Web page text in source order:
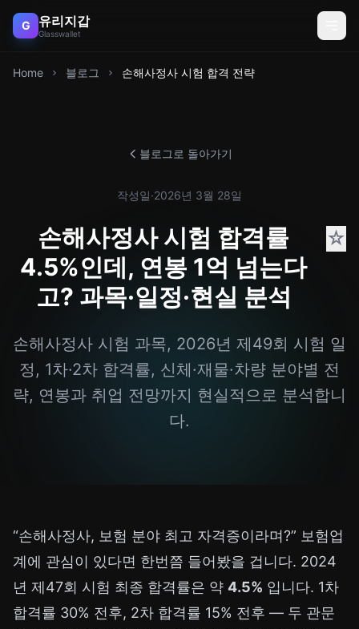
G 유리지갑
Glasswallet
Home 블로그 손해사정사 시험 합격 전략
블로그로 돌아가기
작성일·2026년 3월 28일
손해사정사 시험 합격률
4.5%인데, 연봉 1억 넘는다
고? 과목·일정·현실 분석
☆
손해사정사 시험 과목, 2026년 제49회 시험 일
정, 1차·2차 합격률, 신체·재물·차량 분야별 전
략, 연봉과 취업 전망까지 현실적으로 분석합니
다.
“손해사정사, 보험 분야 최고 자격증이라며?” 보험업
계에 관심이 있다면 한번쯤 들어봤을 겁니다. 2024
년 제47회 시험 최종 합격률은 약 4.5% 입니다. 1차
합격률 30% 전후, 2차 합격률 15% 전후 — 두 관문